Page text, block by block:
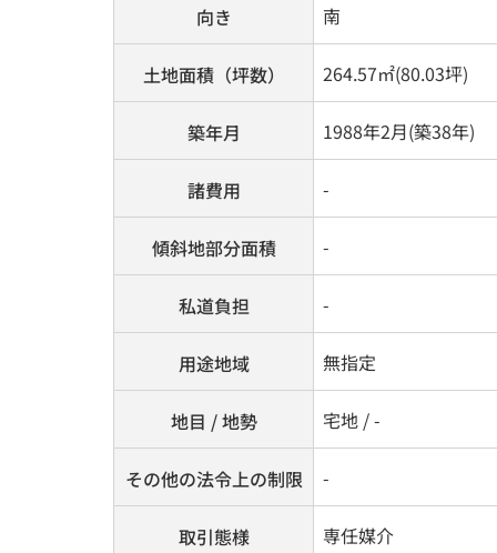
向き 南
土地面積（坪数） 264.57㎡(80.03坪)
築年月 1988年2月(築38年)
諸費用 -
傾斜地部分面積 -
私道負担 -
用途地域 無指定
地目 / 地勢 宅地 / -
その他の法令上の制限 -
取引態様 専任媒介